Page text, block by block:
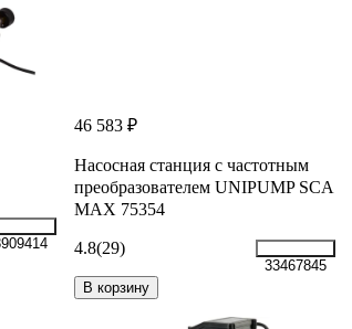
46 583 ₽
Насосная станция с частотным
преобразователем UNIPUMP SCA
MAX 75354
4.8(29)
33467845
В корзину